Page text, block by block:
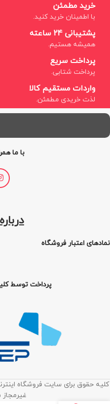
خرید مطمئن
با اطمینان خرید کنید.
پشتیبانی 24 ساعته
همیشه هستیم.
پرداخت سریع
پرداخت شتابی.
واردات مستقیم کالا
لذت خریدی مطمئن.
با ما
نمادهای اعتبار فروشگاه
پرداخت توسط
کلیه حقوق برای سایت فروشگاه